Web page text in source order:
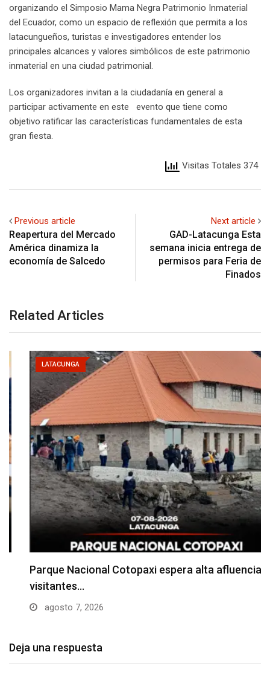
organizando el Simposio Mama Negra Patrimonio Inmaterial
del Ecuador, como un espacio de reflexión que permita a los
latacungueños, turistas e investigadores entender los
principales alcances y valores simbólicos de este patrimonio
inmaterial en una ciudad patrimonial.
Los organizadores invitan a la ciudadanía en general a
participar activamente en este evento que tiene como
objetivo ratificar las características fundamentales de esta
gran fiesta.
Visitas Totales 374
Previous article
Reapertura del Mercado
América dinamiza la
economía de Salcedo
Next article
GAD-Latacunga Esta
semana inicia entrega de
permisos para Feria de
Finados
Related Articles
LATACUNGA
Parque Nacional Cotopaxi espera alta afluencia de
visitantes…
agosto 7, 2026
Deja una respuesta